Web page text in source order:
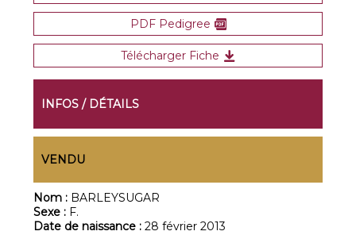
PDF Pedigree
Télécharger Fiche
INFOS / DÉTAILS
VENDU
Nom : BARLEYSUGAR
Sexe : F.
Date de naissance :28 février 2013